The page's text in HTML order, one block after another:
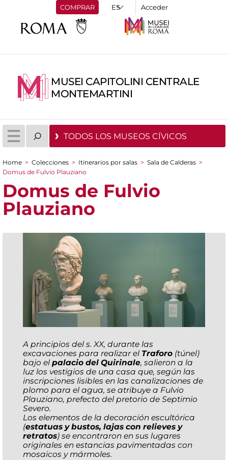
COMPRAR Acceder
MUSEI CAPITOLINI CENTRALE
MONTEMARTINI
TODOS LOS MUSEOS CÍVICOS
You are here
Home > Colecciones > Itinerarios por salas > Sala de Calderas >
Domus de Fulvio Plauziano
Domus de Fulvio
Plauziano
A principios del s. XX, durante las
excavaciones para realizar el Traforo (túnel)
bajo el palacio del Quirinale, salieron a la
luz los vestigios de una casa que, según las
inscripciones lisibles en las canalizaciones de
plomo para el agua, se atribuye a Fulvio
Plauziano, prefecto del pretorio de Septimio
Severo.
Los elementos de la decoración escultórica
(estatuas y bustos, lajas con relieves y
retratos) se encontraron en sus lugares
originales en estancias pavimentadas con
mosaicos y mármoles.